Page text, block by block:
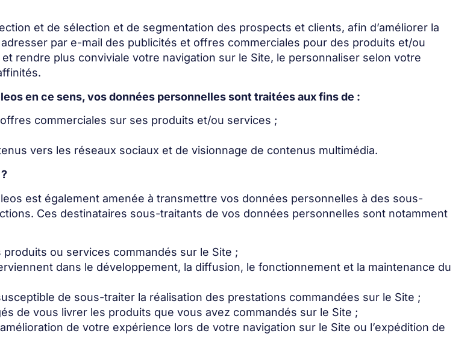
et de sélection et de segmentation des prospects et clients, afin d’améliorer la
par e-mail des publicités et offres commerciales pour des produits et/ou
rendre plus conviviale votre navigation sur le Site, le personnaliser selon votre
en ce sens, vos données personnelles sont traitées aux fins de :
commerciales sur ses produits et/ou services ;
vers les réseaux sociaux et de visionnage de contenus multimédia.
est également amenée à transmettre vos données personnelles à des sous-
Ces destinataires sous-traitants de vos données personnelles sont notamment
ou services commandés sur le Site ;
dans le développement, la diffusion, le fonctionnement et la maintenance du
de sous-traiter la réalisation des prestations commandées sur le Site ;
de vous livrer les produits que vous avez commandés sur le Site ;
de votre expérience lors de votre navigation sur le Site ou l’expédition de